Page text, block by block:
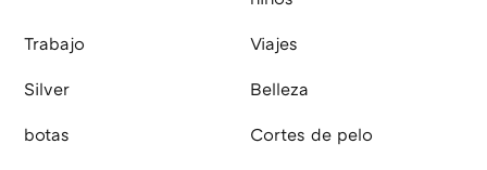
Trabajo Viajes
Silver Belleza
botas Cortes de pelo